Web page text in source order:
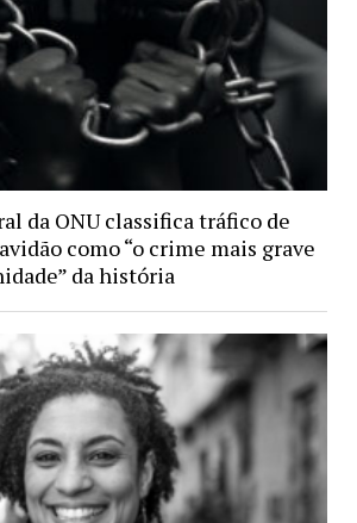
da ONU classifica tráfico de
como “o crime mais grave
da história